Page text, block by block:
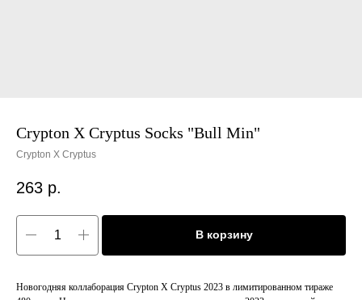
Crypton X Cryptus Socks "Bull Min"
Crypton X Cryptus
263 р.
В корзину
Новогодняя коллаборация Crypton X Cryptus 2023 в лимитированном тираже